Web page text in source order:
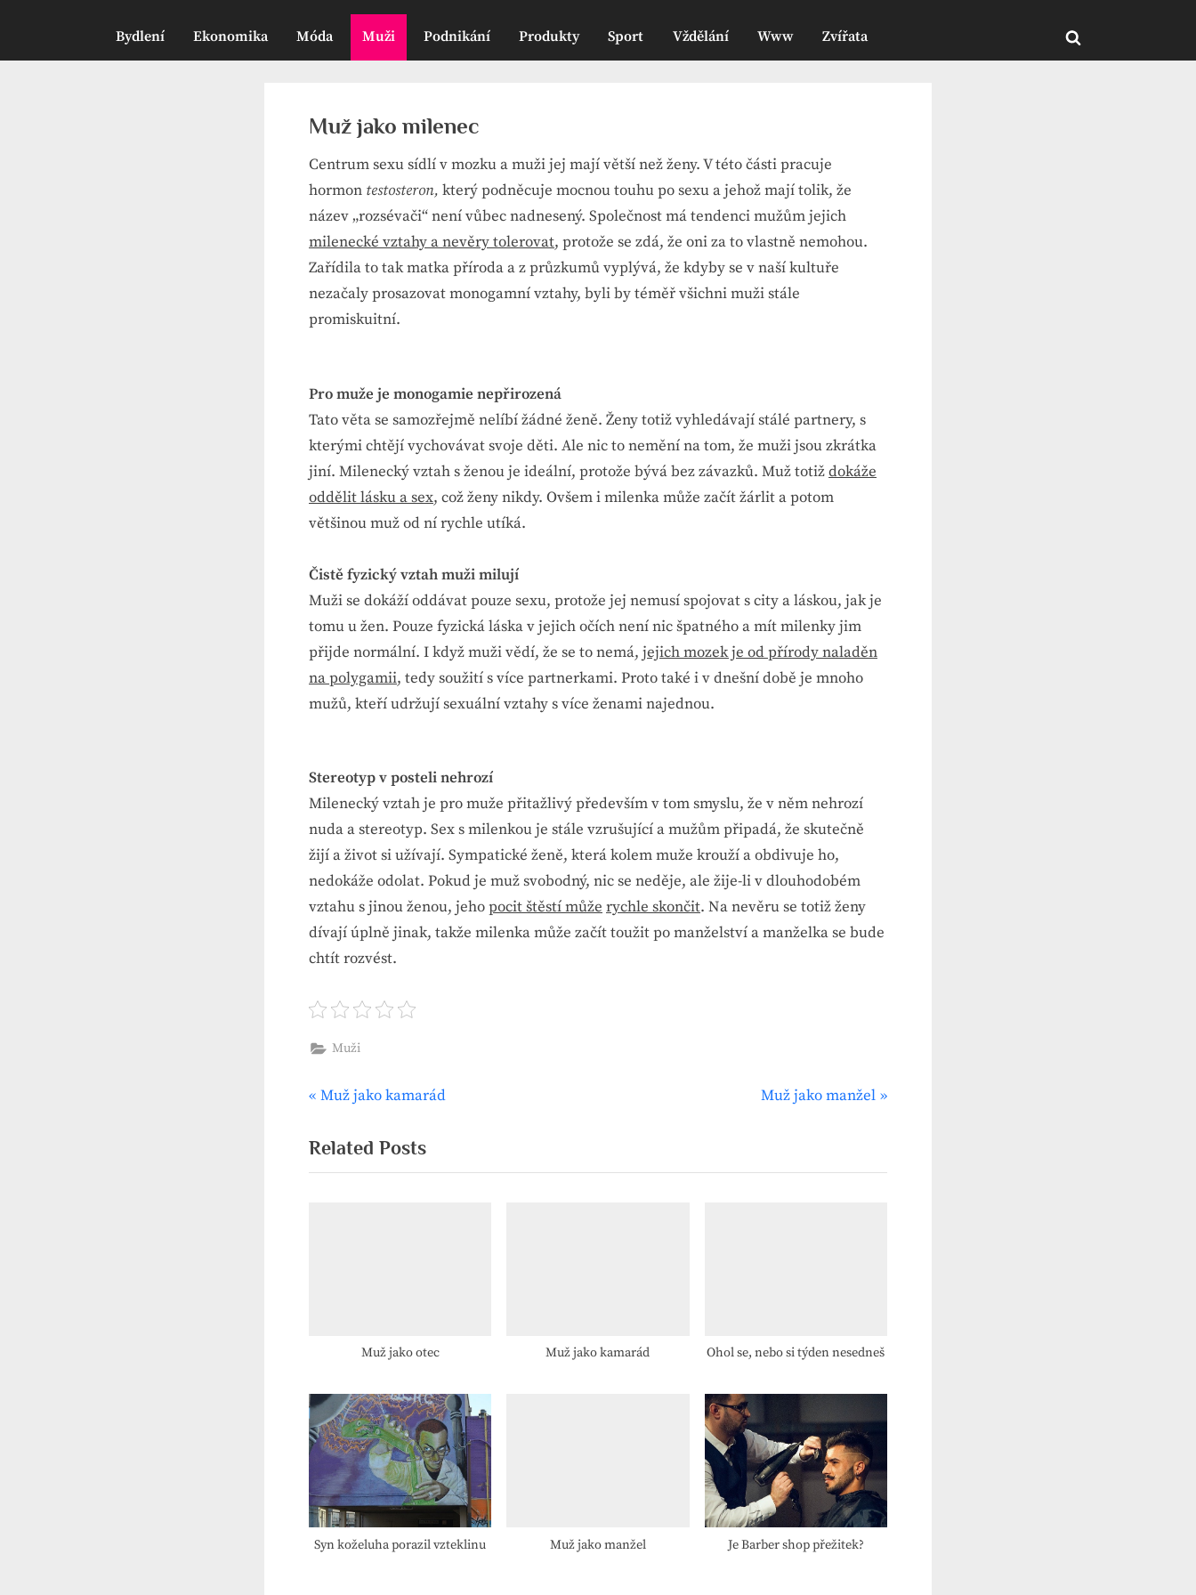
Bydlení Ekonomika Móda Muži Podnikání Produkty Sport Vždělání Www Zvířata
Toggle
Muž jako milenec
Centrum sexu sídlí v mozku a muži jej mají větší než ženy. V této části pracuje
hormon testosteron, který podněcuje mocnou touhu po sexu a jehož mají tolik, že
název „rozsévači“ není vůbec nadnesený. Společnost má tendenci mužům jejich
milenecké vztahy a nevěry tolerovat, protože se zdá, že oni za to vlastně nemohou.
Zařídila to tak matka příroda a z průzkumů vyplývá, že kdyby se v naší kultuře
nezačaly prosazovat monogamní vztahy, byli by téměř všichni muži stále
promiskuitní.
Pro muže je monogamie nepřirozená
Tato věta se samozřejmě nelíbí žádné ženě. Ženy totiž vyhledávají stálé partnery, s
kterými chtějí vychovávat svoje děti. Ale nic to nemění na tom, že muži jsou zkrátka
jiní. Milenecký vztah s ženou je ideální, protože bývá bez závazků. Muž totiždokáže
oddělit lásku a sex, což ženy nikdy. Ovšem i milenka může začít žárlit a potom
většinou muž od ní rychle utíká.
Čistě fyzický vztah muži milují
Muži se dokáží oddávat pouze sexu, protože jej nemusí spojovat s city a láskou, jak je
tomu u žen. Pouze fyzická láska v jejich očích není nic špatného a mít milenky jim
přijde normální. I když muži vědí, že se to nemá, jejich mozek je od přírody naladěn
na polygamii, tedy soužití s více partnerkami. Proto také i v dnešní době je mnoho
mužů, kteří udržují sexuální vztahy s více ženami najednou.
Stereotyp v posteli nehrozí
Milenecký vztah je pro muže přitažlivý především v tom smyslu, že v něm nehrozí
nuda a stereotyp. Sex s milenkou je stále vzrušující a mužům připadá, že skutečně
žijí a život si užívají. Sympatické ženě, která kolem muže krouží a obdivuje ho,
nedokáže odolat. Pokud je muž svobodný, nic se neděje, ale žije-li v dlouhodobém
vztahu s jinou ženou, jehopocit štěstí může rychle skončit. Na nevěru se totiž ženy
dívají úplně jinak, takže milenka může začít toužit po manželství a manželka se bude
chtít rozvést.
Muži
Navigace
pro
příspěvek
P
e
v
:
Muž jako kamarád
N
t
Muž jako manžel
Related Posts
Muž jako otec Muž jako kamarád Ohol se, nebo si týden nesedneš
Syn koželuha porazil vzteklinu Muž jako manžel Je Barber shop přežitek?